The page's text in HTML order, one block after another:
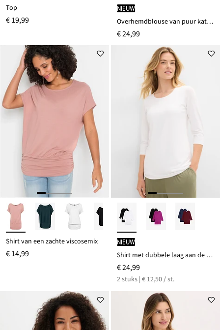
Top
€ 19,99
Nieuw
Overhemdblouse van puur katoen
€ 24,99
Shirt van een zachte viscosemix
€ 14,99
Nieuw
Shirt met dubbele laag aan de voorkant, gemaakt van een zachte viscosemix (set van 2)
€ 24,99
2 stuks | € 12,50 / st.